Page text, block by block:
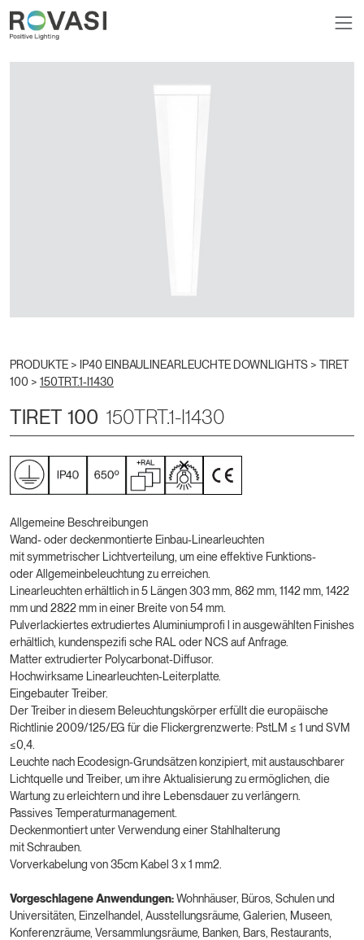
PRODUKTE > IP40 EINBAULINEARLEUCHTE DOWNLIGHTS > TIRET
100 > 150TRT.1-I1430
TIRET 100 150TRT.1-I1430
Allgemeine Beschreibungen
Wand- oder deckenmontierte Einbau-Linearleuchten
mit symmetrischer Lichtverteilung, um eine effektive Funktions-
oder Allgemeinbeleuchtung zu erreichen.
Linearleuchten erhältlich in 5 Längen 303 mm, 862 mm, 1142 mm, 1422
mm und 2822 mm in einer Breite von 54 mm.
Pulverlackiertes extrudiertes Aluminiumprofi l in ausgewählten Finishes
erhältlich, kundenspezifi sche RAL oder NCS auf Anfrage.
Matter extrudierter Polycarbonat-Diffusor.
Hochwirksame Linearleuchten-Leiterplatte.
Eingebauter Treiber.
Der Treiber in diesem Beleuchtungskörper erfüllt die europäische
Richtlinie 2009/125/EG für die Flickergrenzwerte: PstLM ≤ 1 und SVM
≤0,4.
Leuchte nach Ecodesign-Grundsätzen konzipiert, mit austauschbarer
Lichtquelle und Treiber, um ihre Aktualisierung zu ermöglichen, die
Wartung zu erleichtern und ihre Lebensdauer zu verlängern.
Passives Temperaturmanagement.
Deckenmontiert unter Verwendung einer Stahlhalterung
mit Schrauben.
Vorverkabelung von 35cm Kabel 3 x 1 mm2.
Vorgeschlagene Anwendungen:Wohnhäuser, Büros, Schulen und
Universitäten, Einzelhandel, Ausstellungsräume, Galerien, Museen,
Konferenzräume, Versammlungsräume, Banken, Bars, Restaurants,